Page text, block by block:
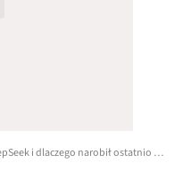
Czym jest DeepSeek i dlaczego narobił ostatnio tyle zamieszania?